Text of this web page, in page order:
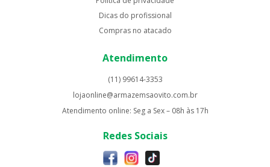
Dicas do profissional
Compras no atacado
Atendimento
(11) 99614-3353
lojaonline@armazemsaovito.com.br
Atendimento online: Seg a Sex – 08h às 17h
Redes Sociais